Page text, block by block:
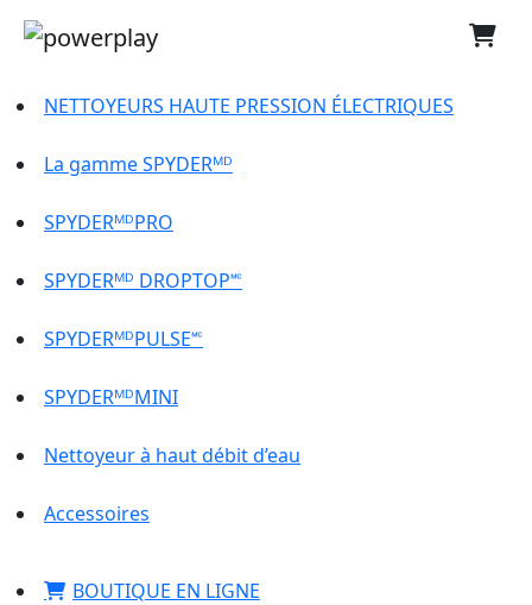
NETTOYEURS HAUTE PRESSION ÉLECTRIQUES
La gamme SPYDERᴹᴰ
SPYDERᴹᴰPRO
SPYDERᴹᴰ DROPTOP🅪
SPYDERᴹᴰPULSE🅪
SPYDERᴹᴰMINI
Nettoyeur à haut débit d’eau
Accessoires
BOUTIQUE EN LIGNE